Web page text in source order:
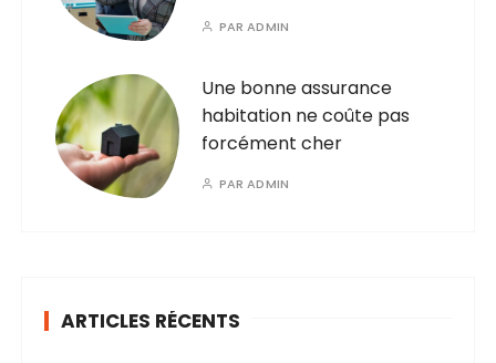
PARADMIN
Une bonne assurance
habitation ne coûte pas
forcément cher
PARADMIN
ARTICLES RÉCENTS